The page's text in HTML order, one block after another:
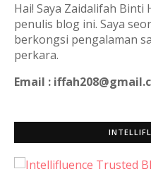
Hai! Saya Zaidalifah Binti
penulis blog ini. Saya
berkongsi pengalaman
perkara.
Email :